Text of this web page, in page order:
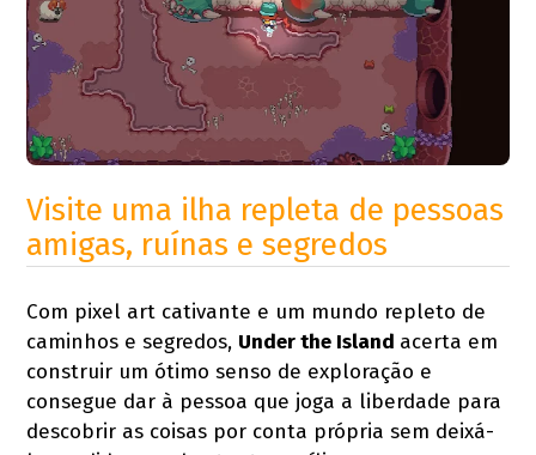
Visite uma ilha repleta de pessoas
amigas, ruínas e segredos
Com pixel art cativante e um mundo repleto de
caminhos e segredos, Under the Island acerta em
construir um ótimo senso de exploração e
consegue dar à pessoa que joga a liberdade para
descobrir as coisas por conta própria sem deixá-